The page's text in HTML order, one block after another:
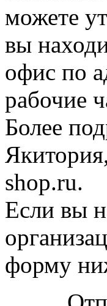
можете
вы
офис по
рабочие
Более
shop.ru.
Если вы
форму